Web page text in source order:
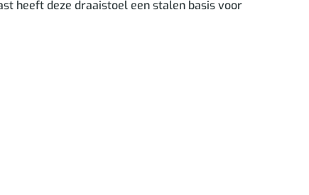
heeft deze draaistoel een stalen basis voor